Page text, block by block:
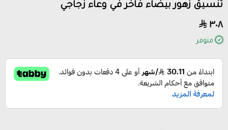
تنسيق زهور بيضاء فاخر في وعاء زجاجي
٣٠٨
متوفر